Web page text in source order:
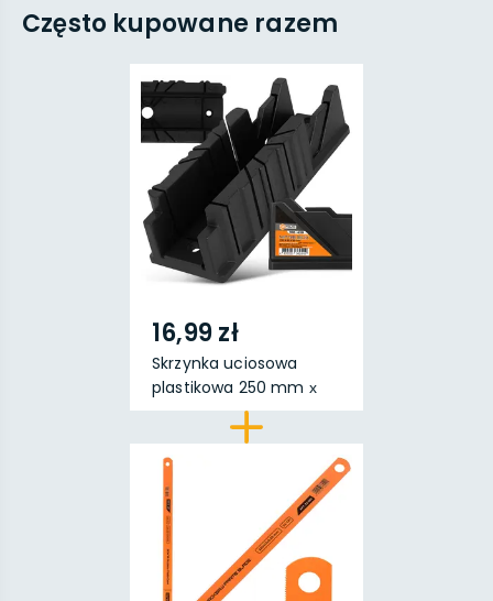
Często kupowane razem
16,99 zł
Skrzynka uciosowa
plastikowa 250 mm х
65...